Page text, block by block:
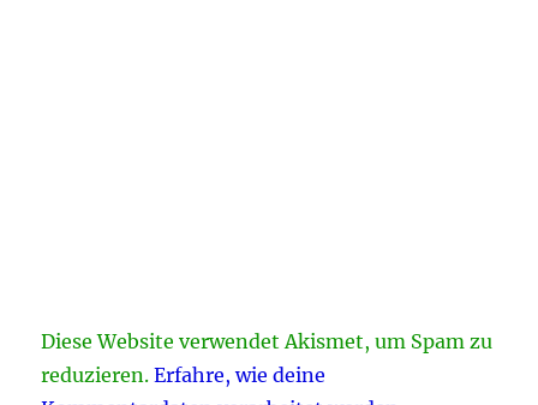
Diese Website verwendet Akismet, um Spam zu
reduzieren.Erfahre, wie deine